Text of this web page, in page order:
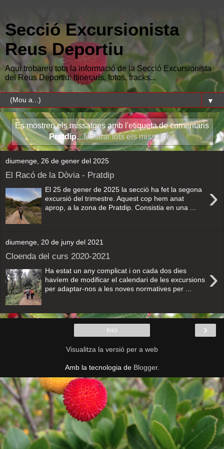
Secció Excursionista
Reus Deportiu
Aqui trobareu tota la informació de la Secció Excursionista
del Reus Deportiu: Itineraris, fotos, tracks...
▼
Es mostren els missatges amb l'etiqueta de comentaris
Pratdip. Mostrar tots els missatges
diumenge, 26 de gener del 2025
El Racó de la Dòvia - Pratdip
›
El 25 de gener de 2025 la secció ha fet la segona
excursió del trimestre. Aquest cop hem anat
aprop, a la zona de Pratdip. Consistia en una ...
diumenge, 20 de juny del 2021
Cloenda del curs 2020-2021
›
Ha estat un any complicat i on cada dos dies
havíem de modificar el calendari de les excursions
per adaptar-nos a les noves normatives per ...
›
Inici
Visualitza la versió per a web
Amb la tecnologia de Blogger.